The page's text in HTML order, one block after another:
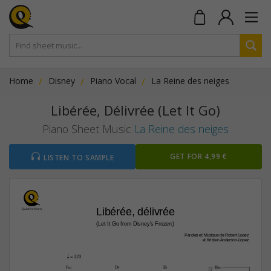
Home Disney Piano Vocal La Reine des neiges
Libérée, Délivrée (Let It Go)
Piano Sheet Music La Reine des neiges
LISTEN TO SAMPLE GET FOR 4,99 €
Paroles et Musique de Robert Lopez
et Kristen Anderson-Lopez
Libérée, délivrée
q = 120
F‹ D¨ E¨ B¨‹
(Let It Go from Disney's Frozen)